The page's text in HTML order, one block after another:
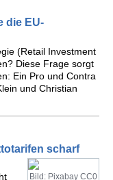
die EU-
(Retail Investment
Diese Frage sorgt
Ein Pro und Contra
und Christian
scharf
Bild: Pixabay CC0